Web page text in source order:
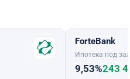
ForteBank
Ипотека под
9,53%243